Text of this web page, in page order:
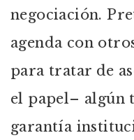
negociación.
agenda con
para tratar de
el papel– algún
garantía